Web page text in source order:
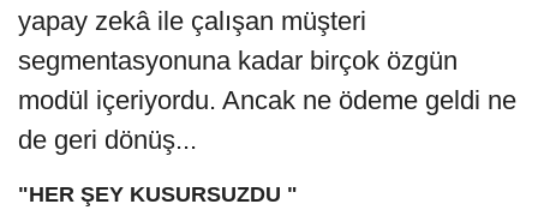
yapay zekâ ile çalışan müşteri
segmentasyonuna kadar birçok özgün
modül içeriyordu. Ancak ne ödeme geldi ne
de geri dönüş...
"HER ŞEY KUSURSUZDU "